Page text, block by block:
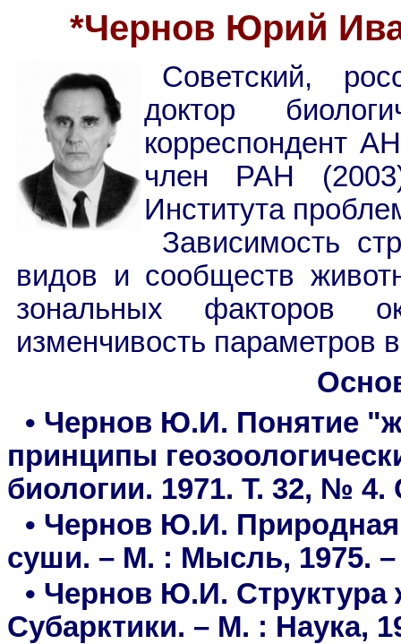
*Чернов Юрий
Советский,
доктор
корреспондент
член РАН
Института
Зависимость
видов и сообществ
зональных факторов
изменчивость параметров
• Чернов Ю.И. Понятие
принципы
биологии. 1971. Т. 32, № 4.
• Чернов Ю.И.
суши. – М. : Мысль, 1975. –
• Чернов Ю.И. Структура
Субарктики. – М. : Наука,